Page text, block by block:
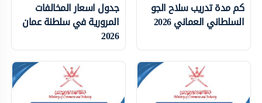
كم مدة تدريب سلاح الجو
السلطاني العماني 2026
جدول اسعار المخالفات
المرورية في سلطنة عمان
2026